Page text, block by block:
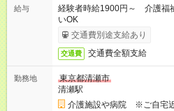
給与
経験者時給1900円～ 介護
いOK
交通費別途支給あり
交通費 交通費全額支給
勤務地
東京都清瀬市
清瀬駅
介護施設や病院 ※ご自宅